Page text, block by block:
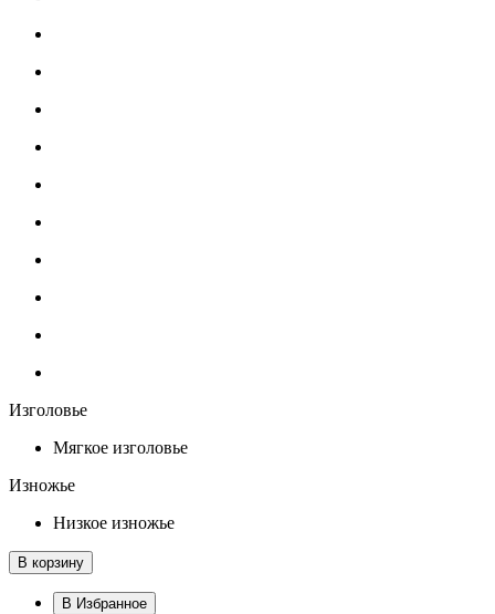
Изголовье
Мягкое изголовье
Изножье
Низкое изножье
В корзину
В Избранное